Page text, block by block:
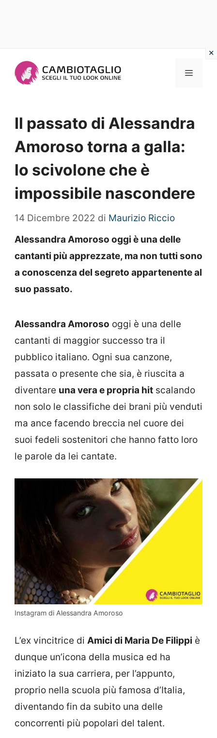
Menu
Il passato di Alessandra
Amoroso torna a galla:
lo scivolone che è
impossibile nascondere
14 Dicembre 2022 di Maurizio Riccio
Alessandra Amoroso oggi è una delle
cantanti più apprezzate, ma non tutti sono
a conoscenza del segreto appartenente al
suo passato.
Alessandra Amoroso oggi è una delle
cantanti di maggior successo tra il
pubblico italiano. Ogni sua canzone,
passata o presente che sia, è riuscita a
diventare una vera e propria hit scalando
non solo le classifiche dei brani più venduti
ma ance facendo breccia nel cuore dei
suoi fedeli sostenitori che hanno fatto loro
le parole da lei cantate.
Instagram di Alessandra Amoroso
L’ex vincitrice di Amici di Maria De Filippi è
dunque un’icona della musica ed ha
iniziato la sua carriera, per l’appunto,
proprio nella scuola più famosa d’Italia,
diventando fin da subito una delle
concorrenti più popolari del talent.